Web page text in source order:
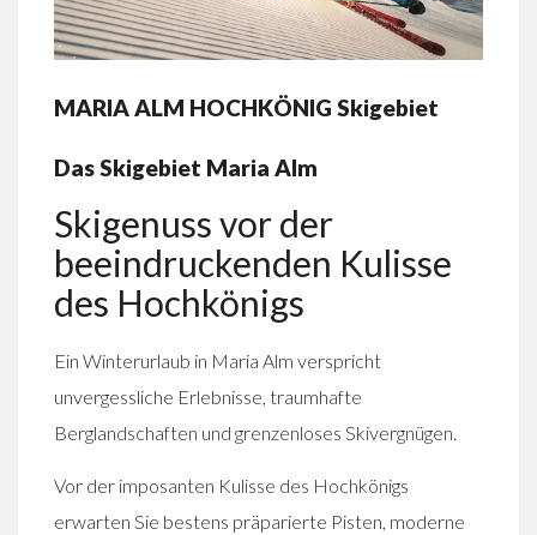
MARIA ALM HOCHKÖNIG Skigebiet
Das Skigebiet Maria Alm
Skigenuss vor der
beeindruckenden Kulisse
des Hochkönigs
Ein Winterurlaub in Maria Alm verspricht
unvergessliche Erlebnisse, traumhafte
Berglandschaften und grenzenloses Skivergnügen.
Vor der imposanten Kulisse des Hochkönigs
erwarten Sie bestens präparierte Pisten, moderne